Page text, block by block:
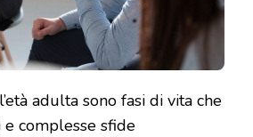
adulta sono fasi di vita che
complesse sfide